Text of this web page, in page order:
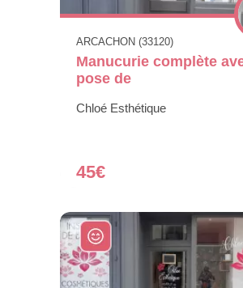
ARCACHON (33120)
Manucurie complète
pose de
Chloé Esthétique
45€